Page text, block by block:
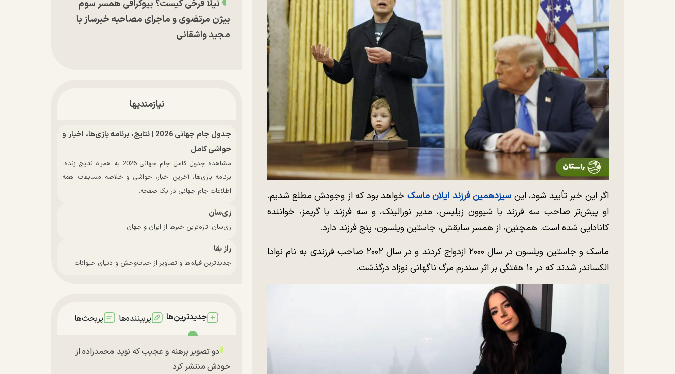
اگر این خبر تأیید شود، این سیزدهمین فرزند ایلان ماسک خواهد بود که از وجودش مطلع شدیم.
او پیش‌تر صاحب سه فرزند با شیوون زیلیس، مدیر نورالینک، و سه فرزند با گریمز، خواننده
کانادایی شده است. همچنین، از همسر سابقش، جاستین ویلسون، پنج فرزند دارد.
ماسک و جاستین ویلسون در سال ۲۰۰۰ ازدواج کردند و در سال ۲۰۰۲ صاحب فرزندی به نام نوادا
الکساندر شدند که در ۱۰ هفتگی بر اثر سندرم مرگ ناگهانی نوزاد درگذشت.
نیلا فرخی کیست؟ بیوگرافی همسر سوم
بیژن مرتضوی و ماجرای مصاحبه خبرساز با
مجید واشقانی
نیازمندیها
جدول جام جهانی 2026 | نتایج، برنامه بازی‌ها، اخبار و
حواشی کامل
مشاهده جدول کامل جام جهانی 2026 به همراه نتایج زنده،
برنامه بازی‌ها، آخرین اخبار، حواشی و خلاصه مسابقات. همه
اطلاعات جام جهانی در یک صفحه.
زی‌سان
زی‌سان: تازه‌ترین خبرها از ایران و جهان
راز بقا
جدیدترین فیلم‌ها و تصاویر از حیات‌وحش و دنیای حیوانات
جدیدترین‌ها پربیننده‌ها پربحث‌ها
دو تصویر برهنه و عجیب که نوید محمدزاده از
خودش منتشر کرد